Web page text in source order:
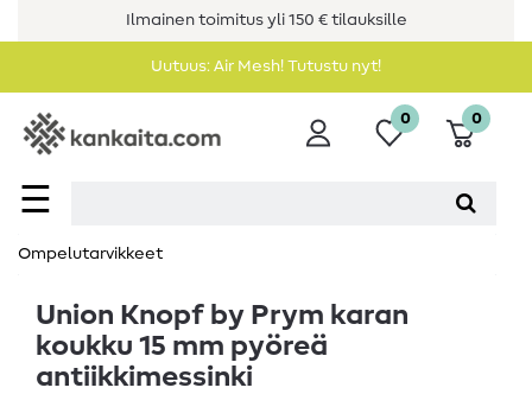
Ilmainen toimitus yli 150 € tilauksille
Uutuus: Air Mesh! Tutustu nyt!
☰
0 0
Ompelutarvikkeet
Union Knopf by Prym karan
koukku 15 mm pyöreä
antiikkimessinki